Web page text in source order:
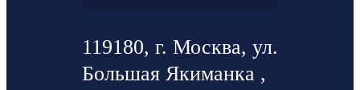
119180, г. Москва, ул.
Большая Якиманка ,